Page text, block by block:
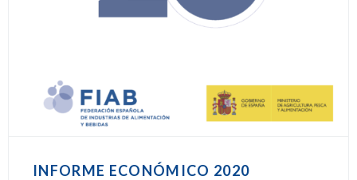
INFORME ECONÓMICO 2020